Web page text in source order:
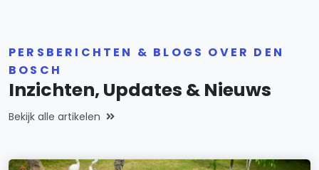
PERSBERICHTEN & BLOGS OVER DEN
BOSCH
Inzichten, Updates & Nieuws
Bekijk alle artikelen